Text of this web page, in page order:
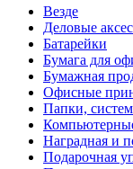
Везде
Деловые
Батарейки
Бумага для
Бумажная
Офисные
Папки,
Наградная и
Подарочная